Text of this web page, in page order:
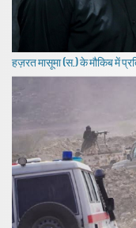
हज़रत मासूमा (स.) के मौकिब में